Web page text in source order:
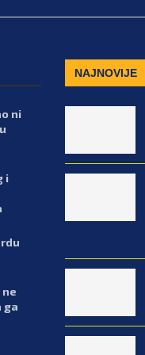
ni
i
ne
ga
NAJNOVIJE